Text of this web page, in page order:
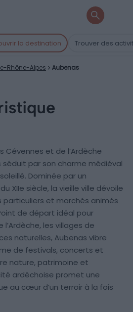
la destination Trouver des
Rhône-Alpes Aubenas
Cévennes et de l’Ardèche
séduit par son charme médiéval
Dominée par un
XIIe siècle, la vieille ville dévoile
particuliers et marchés animés
de départ idéal pour
les villages de
naturelles, Aubenas vibre
de festivals, concerts et
nature, patrimoine et
ardéchoise promet une
au cœur d’un terroir à la fois